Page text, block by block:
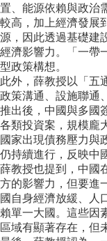
士
班
碩
士
班
在
職
專
班
學
術
研
究
置、能源依賴與政治
較高，加上經濟發展
源，因此透過基礎建
經濟影響力。「一帶
型政策構想。
此外，薛教授以「五
政策溝通、設施聯通
推出後，中國與多國
各類投資案，規模龐
國家出現債務壓力與
仍持續進行，反映中
薛教授也提到，中國
方的影響力，但要進
國自身經濟放緩、人
賴單一大國。這些因
區域有顯著存在，但